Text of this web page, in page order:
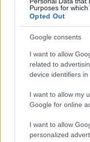
Purposes for which
Opted Out
Google consents
I want to allow
related to
device identifiers in
I want to allow my
Google for online
I want to allow
personalized
Életmód
és a gerincedet